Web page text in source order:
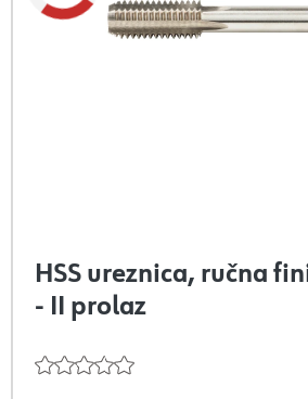
HSS ureznica, ručna
- II prolaz